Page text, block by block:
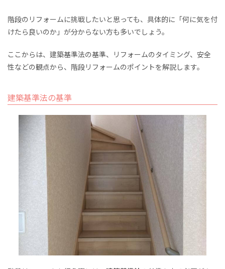
階段のリフォームに挑戦したいと思っても、具体的に「何に気を付
けたら良いのか」が分からない方も多いでしょう。
ここから は、建築基準法の基準、リフォームのタイミング、安全
性などの観点から、階段リフォームのポイントを解説します。
建築基準法の基準